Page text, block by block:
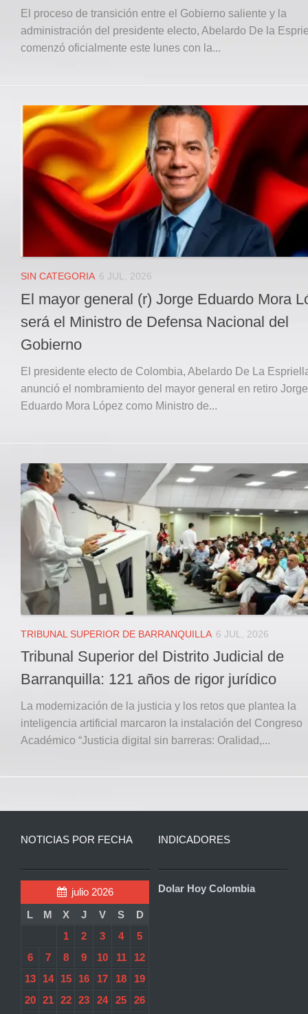
El proceso de transición entre el Gobierno saliente y la
administración del presidente electo, Abelardo De la
comenzó oficialmente este lunes con la...
SIN CATEGORIA 6 JUL, 2026
El mayor general (r) Jorge Eduardo Mora
será el Ministro de Defensa Nacional del
Gobierno
El presidente electo de Colombia, Abelardo De La
anunció el nombramiento del mayor general en retiro Jorge
Eduardo Mora López como Ministro de...
TRIBUNAL SUPERIOR DE BARRANQUILLA 6 JUL, 2026
Tribunal Superior del Distrito Judicial de
Barranquilla: 121 años de rigor jurídico
La modernización de la justicia y los retos que plantea la
inteligencia artificial marcaron la instalación del Congreso
Académico “Justicia digital sin barreras: Oralidad,...
NOTICIAS POR FECHA
julio 2026
L
M X J V S
D
1
2 3 4
5
6
7 8 9 10 11
12
13
14 15 16 17 18
19
20
21 22 23 24 25
26
INDICADORES
Dolar Hoy Colombia